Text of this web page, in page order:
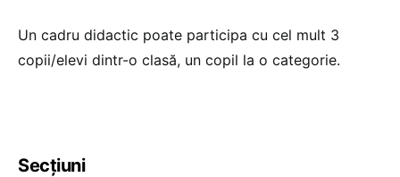
Un cadru didactic poate participa cu cel mult 3
copii/elevi dintr-o clasă, un copil la o categorie.
Secțiuni